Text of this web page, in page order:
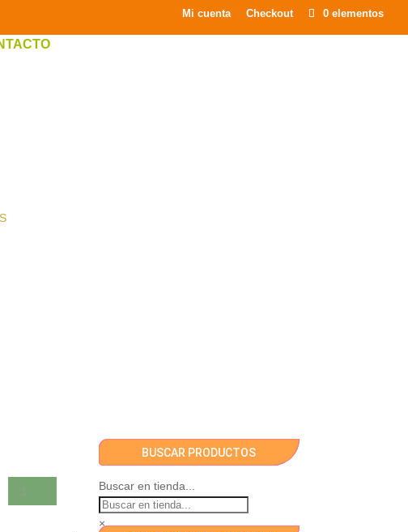
Mi cuenta Checkout 0 elementos
BUSCAR PRODUCTOS
Buscar en tienda...
×